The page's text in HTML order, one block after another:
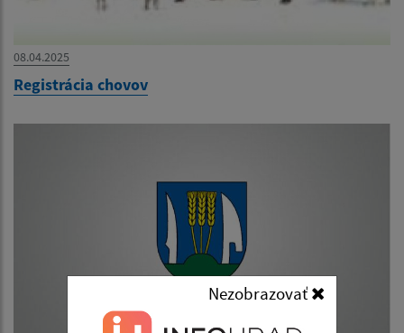
Nezobrazovať
08.04.2025
Registrácia chovov